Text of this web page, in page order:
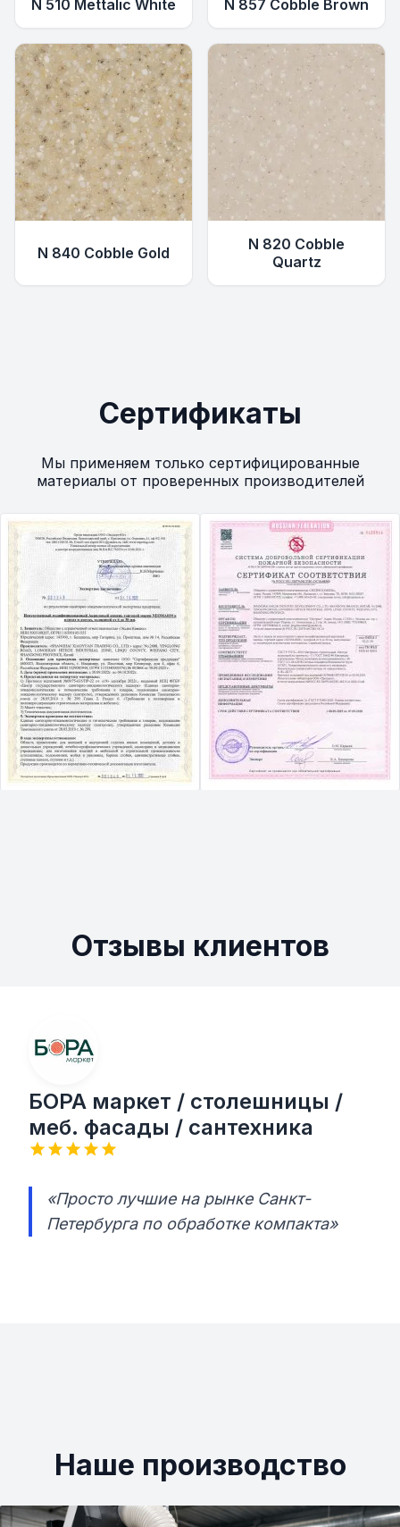
N 510 Mettalic White N 857 Cobble Brown
N 840 Cobble Gold
N 820 Cobble
Quartz
Сертификаты
Мы применяем только сертифицированные
материалы от проверенных производителей
Отзывы клиентов
БОРА маркет / столешницы /
меб. фасады / сантехника
«Просто лучшие на рынке Санкт-
Петербурга по обработке компакта»
Наше производство